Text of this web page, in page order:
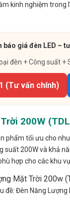
kinh nghiệm
báo giá đèn LED –
đèn + Công suất +
(Tư vấn chính)
200W
tối ưu cho
suất 200W và khả
hợp cho các khu
đề: Đèn Năng